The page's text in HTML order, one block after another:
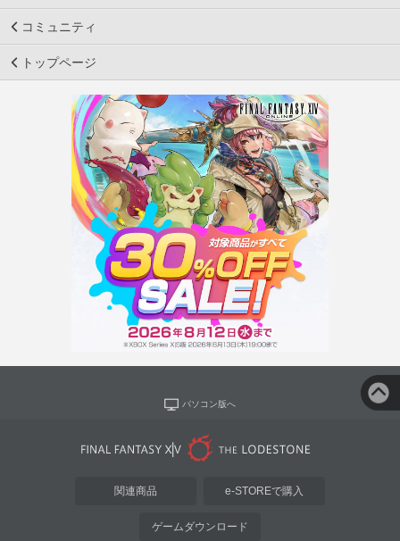
コミュニティ
トップページ
パソコン版へ
関連商品 e-STOREで購入
ゲームダウンロード